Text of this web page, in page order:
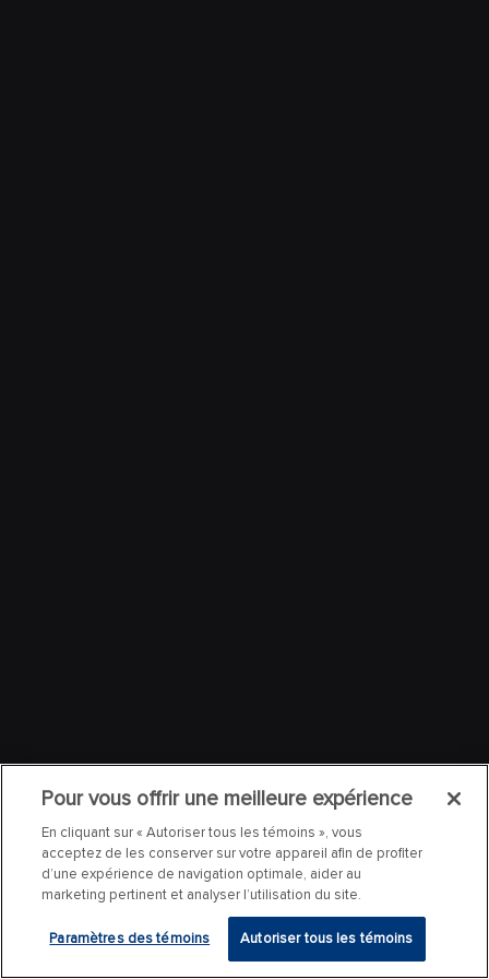
Pour vous offrir une meilleure expérience
En cliquant sur « Autoriser tous les témoins », vous
acceptez de les conserver sur votre appareil afin de profiter
d’une expérience de navigation optimale, aider au
marketing pertinent et analyser l’utilisation du site.
Paramètres des témoins Autoriser tous les témoins